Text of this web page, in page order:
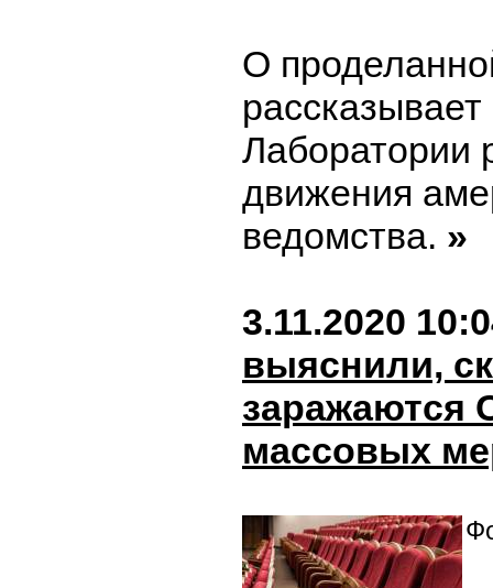
О
Лаборатории
движения
ведомства. »
3.11.2020
выяснили,
заражаются
массовых